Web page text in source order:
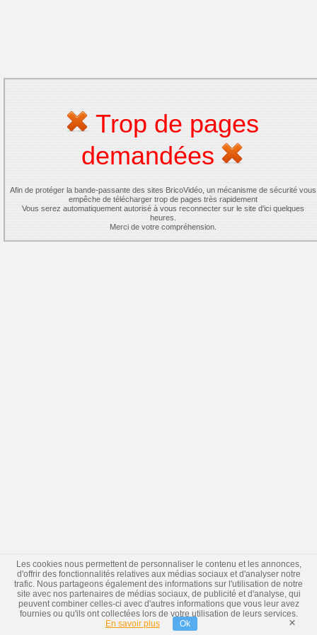
Trop de pages
demandées
Afin de protéger la bande-passante des sites BricoVidéo, un mécanisme de sécurité vous
empêche de télécharger trop de pages très rapidement
Vous serez automatiquement autorisé à vous reconnecter sur le site d'ici quelques
heures.
Merci de votre compréhension.
Les cookies nous permettent de personnaliser le contenu et les annonces,
d'offrir des fonctionnalités relatives aux médias sociaux et d'analyser notre
trafic. Nous partageons également des informations sur l'utilisation de notre
site avec nos partenaires de médias sociaux, de publicité et d'analyse, qui
peuvent combiner celles-ci avec d'autres informations que vous leur avez
fournies ou qu'ils ont collectées lors de votre utilisation de leurs services.
En savoir plus
Ok ×